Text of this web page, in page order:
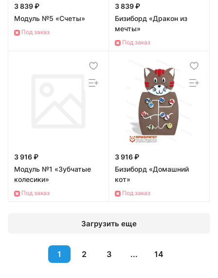
3 839 ₽
Модуль №5 «Счеты»
Под заказ
3 839 ₽
Бизиборд «Дракон из
мечты»
Под заказ
3 916 ₽
Модуль №1 «Зубчатые
колесики»
Под заказ
3 916 ₽
Бизиборд «Домашний
кот»
Под заказ
Загрузить еще
1 2 3 ... 14